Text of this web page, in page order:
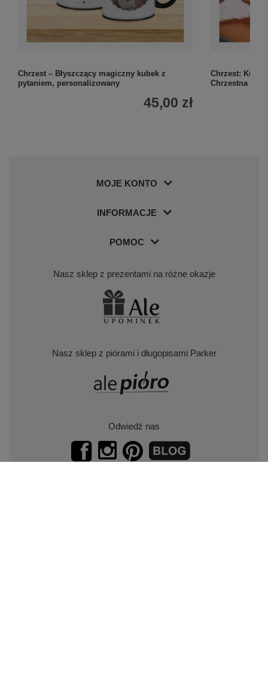
Chrzest – Błyszczący magiczny kubek z
pytaniem, personalizowany
45,00 zł
Chrzest:
Chrzestna to
MOJE KONTO
INFORMACJE
POMOC
Nasz sklep z prezentami na różne okazje
Nasz sklep z piórami i długopisami Parker
Odwiedź nas